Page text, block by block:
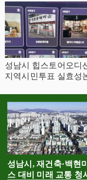
성남시 힙스토어오디
지역시민투표 실효성
성남시, 재건축·백현
스 대비 미래 교통 청